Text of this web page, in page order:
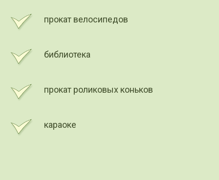
прокат велосипедов
библиотека
прокат роликовых коньков
караоке